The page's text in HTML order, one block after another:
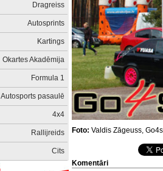
Dragreiss
Autosprints
Kartings
Okartes Akadēmija
Formula 1
Autosports pasaulē
4x4
Rallijreids
Cits
Foto: Valdis Zāgeuss,
Komentāri